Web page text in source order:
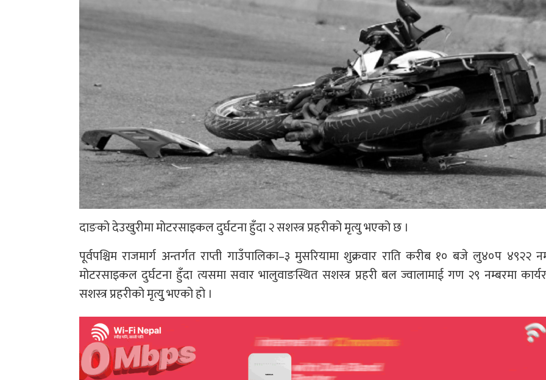
दाङको देउखुरीमा मोटरसाइकल दुर्घटना हुँदा २ सशस्त्र प्रहरीको मृत्यु भएको छ ।
पूर्वपश्चिम राजमार्ग अन्तर्गत राप्ती गाउँपालिका–३ मुसरियामा शुक्रवार राति करीब १० बजे लु४०प ४९२२
मोटरसाइकल दुर्घटना हुँदा त्यसमा सवार भालुवाङस्थित सशस्त्र प्रहरी बल ज्वालामाई गण २९ नम्बरमा
सशस्त्र प्रहरीको मृत्युु भएको हो ।